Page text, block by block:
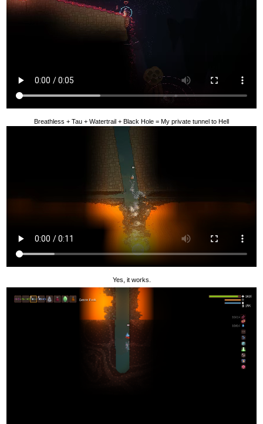
Breathless + Tau + Watertrail + Black Hole = My private tunnel to Hell
Yes, it works.